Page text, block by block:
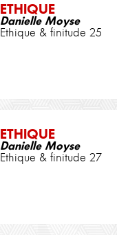
ETHIQUE
Danielle Moyse
Ethique & finitude 25
ETHIQUE
Danielle Moyse
Ethique & finitude 27